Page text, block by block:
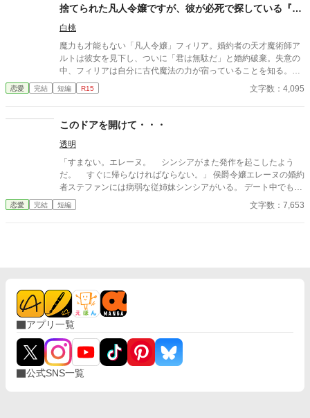
捨てられた凡人令嬢ですが、彼が必死で探している『古
代魔法の唯一の使い手』って、どうやら私
白桃
魔力も才能もない「凡人令嬢」フィリア。婚約者の天才魔術師ア
ルトは彼女を見下し、ついに「君は無駄だ」と婚約破棄。失意の
中、フィリアは自分に古代魔法の力が宿っていることを知る。時
を同じくして、アルトは国を救う鍵となる古代魔法の使い手が、
自分が捨てたフィリアだったと気づき後悔に苛まれる。「彼女を
彼は、彼女に許されるのか？
恋愛 完結 短編 R15 文字数：4,095
このドアを開けて・・・
透明
「すまない。エレーヌ。 シンシアがまた発作を起こしたよう
だ。 すぐに帰らなければならない。」 侯爵令嬢エレーヌの婚約
者ステファンには病弱な従姉妹シンシアがいる。 デート中でもシ
ンシアからメッセージが来るとステファンはシンシアのもとに行
ってしまう。 不安になるエレーヌだがシンシアには秘密があっ
恋愛 完結 短編 文字数：7,653
アプリ一覧
公式SNS一覧